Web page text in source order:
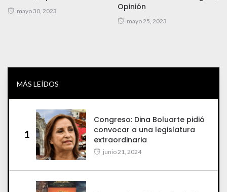
mayo 30, 2023
Opinión
mayo 25, 2023
MÁS LEÍDOS
1
Congreso: Dina Boluarte pidió
convocar a una legislatura
extraordinaria
junio 21, 2024